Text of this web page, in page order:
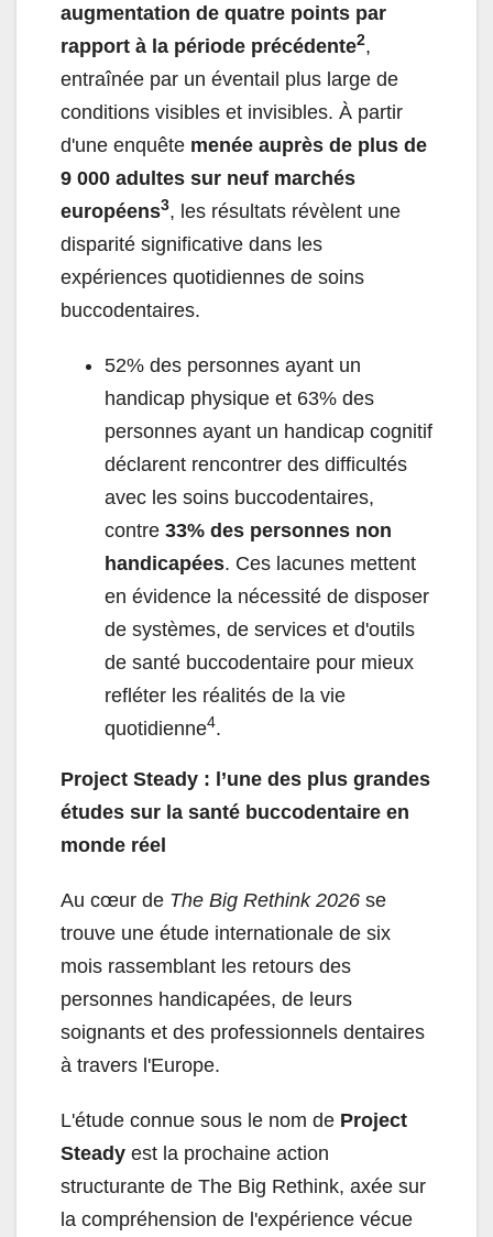
augmentation de quatre points par
rapport à la période précédente2,
entraînée par un éventail plus large de
conditions visibles et invisibles. À partir
d'une enquête menée auprès de plus de
9 000 adultes sur neuf marchés
européens3, les résultats révèlent une
disparité significative dans les
expériences quotidiennes de soins
buccodentaires.
52% des personnes ayant un
handicap physique et 63% des
personnes ayant un handicap cognitif
déclarent rencontrer des difficultés
avec les soins buccodentaires,
contre 33% des personnes non
handicapées. Ces lacunes mettent
en évidence la nécessité de disposer
de systèmes, de services et d'outils
de santé buccodentaire pour mieux
refléter les réalités de la vie
quotidienne4.
Project Steady : l’une des plus grandes
études sur la santé buccodentaire en
monde réel
Au cœur de The Big Rethink 2026 se
trouve une étude internationale de six
mois rassemblant les retours des
personnes handicapées, de leurs
soignants et des professionnels dentaires
à travers l'Europe.
L'étude connue sous le nom de Project
Steady est la prochaine action
structurante de The Big Rethink, axée sur
la compréhension de l'expérience vécue